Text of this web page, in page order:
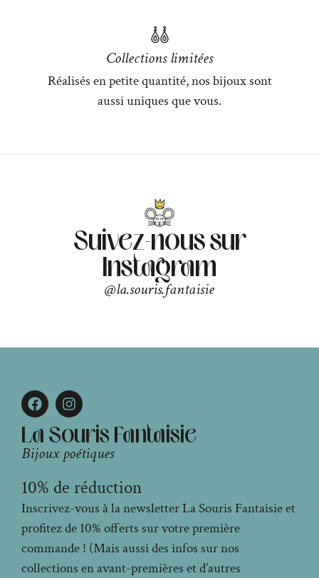
Collections limitées
Réalisés en petite quantité, nos bijoux sont
aussi uniques que vous.
Suivez-nous sur
Instagram
@la.souris.fantaisie
La Souris Fantaisie
Bijoux poétiques
10% de réduction
Inscrivez-vous à la newsletter La Souris Fantaisie et
profitez de 10% offerts sur votre première
commande ! (Mais aussi des infos sur nos
collections en avant-premières et d’autres